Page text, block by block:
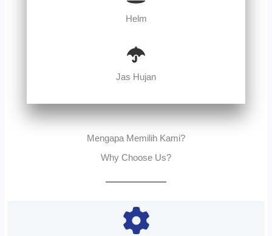
Helm
Jas Hujan
Mengapa Memilih Kami?
Why Choose Us?